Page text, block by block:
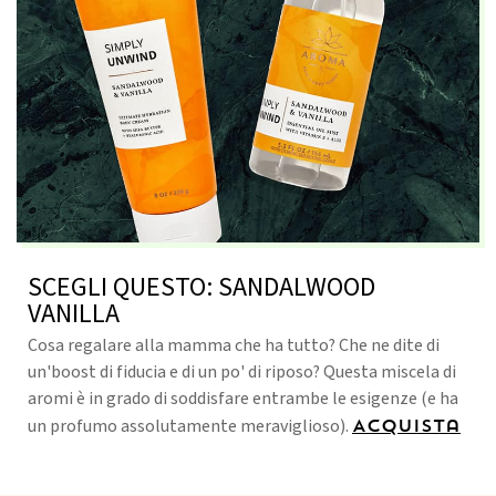
SCEGLI QUESTO: SANDALWOOD
VANILLA
Cosa regalare alla mamma che ha tutto? Che ne dite di
un'boost di fiducia e di un po' di riposo? Questa miscela di
aromi è in grado di soddisfare entrambe le esigenze (e ha
un profumo assolutamente meraviglioso). Acquista